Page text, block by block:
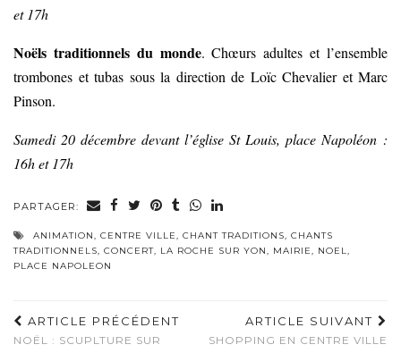
et 17h
Noëls traditionnels du monde. Chœurs adultes et l’ensemble
trombones et tubas sous la direction de Loïc Chevalier et Marc
Pinson.
Samedi 20 décembre devant l’église St Louis, place Napoléon :
16h et 17h
PARTAGER:
ANIMATION, CENTRE VILLE, CHANT TRADITIONS, CHANTS
TRADITIONNELS, CONCERT, LA ROCHE SUR YON, MAIRIE, NOEL,
PLACE NAPOLEON
ARTICLE PRÉCÉDENT
NOËL : SCUPLTURE SUR
ARTICLE SUIVANT
SHOPPING EN CENTRE VILLE